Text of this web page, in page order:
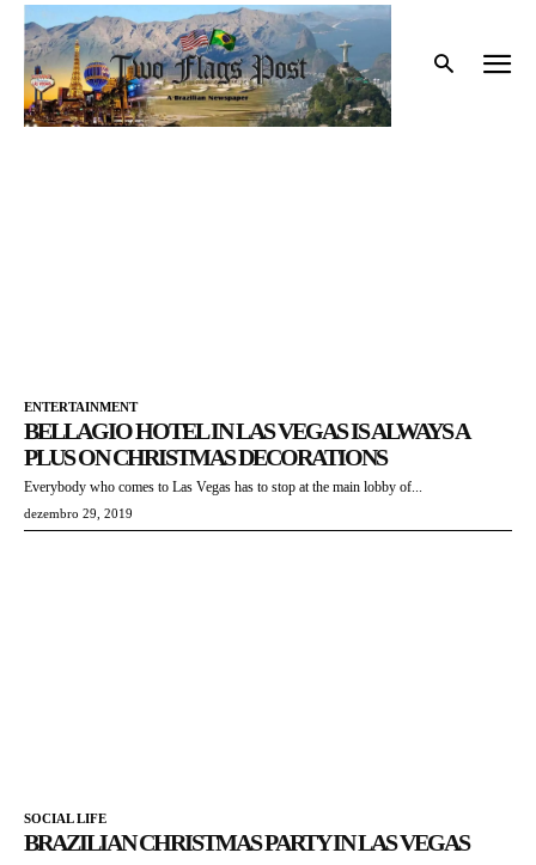
Início Tags BEES CLUB
BEES CLUB
ENTERTAINMENT
BELLAGIO HOTEL IN LAS VEGAS IS ALWAYS A
PLUS ON CHRISTMAS DECORATIONS
Everybody who comes to Las Vegas has to stop at the main lobby of...
dezembro 29, 2019
SOCIAL LIFE
BRAZILIAN CHRISTMAS PARTY IN LAS VEGAS